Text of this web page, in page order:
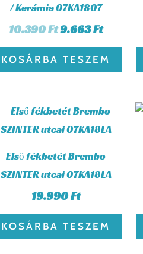
/ Kerámia 07KA1807
10.390Ft9.663Ft
KOSÁRBA TESZEM
Első fékbetét Brembo
SZINTER utcai 07KA18LA
19.990Ft
KOSÁRBA TESZEM